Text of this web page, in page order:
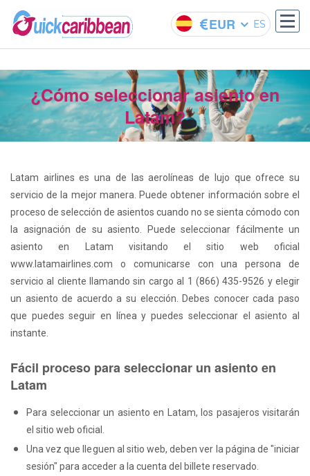
EUR ES
¿Cómo seleccionar asiento en
Latam?
Latam airlines es una de las aerolíneas de lujo que ofrece su
servicio de la mejor manera. Puede obtener información sobre el
proceso de selección de asientos cuando no se sienta cómodo con
la asignación de su asiento. Puede seleccionar fácilmente un
asiento en Latam visitando el sitio web oficial
www.latamairlines.com o comunicarse con una persona de
servicio al cliente llamando sin cargo al 1 (866) 435-9526 y elegir
un asiento de acuerdo a su elección. Debes conocer cada paso
que puedes seguir en línea y puedes seleccionar el asiento al
instante.
Fácil proceso para seleccionar un asiento en
Latam
Para seleccionar un asiento en Latam, los pasajeros visitarán
el sitio web oficial.
Una vez que lleguen al sitio web, deben ver la página de "iniciar
sesión" para acceder a la cuenta del billete reservado.